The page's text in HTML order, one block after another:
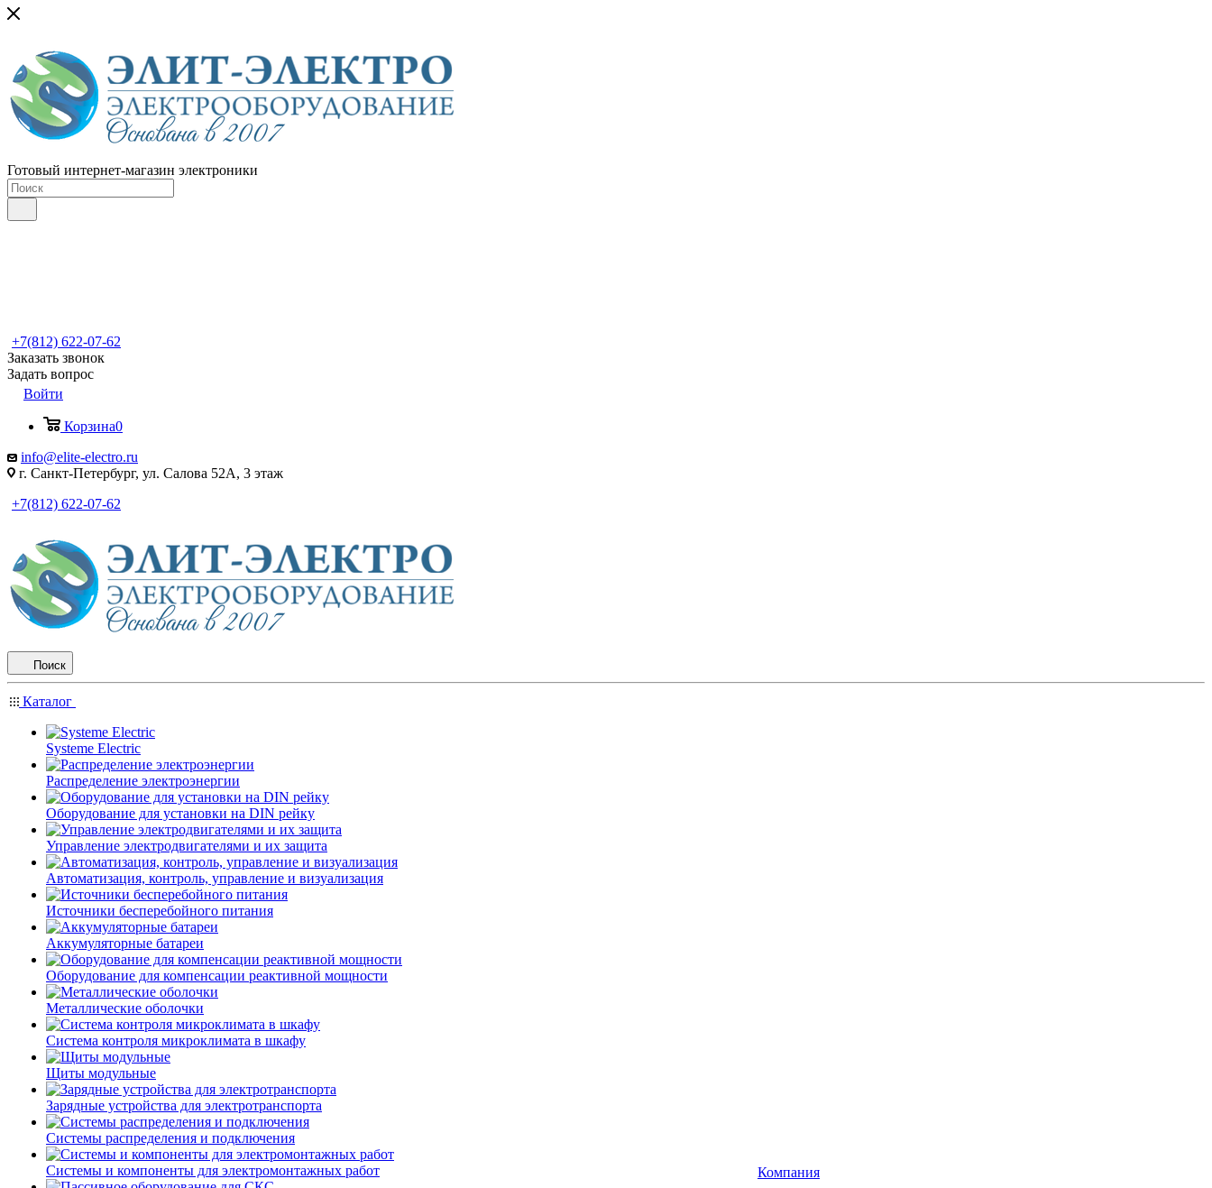
Готовый интернет-магазин электроники
+7(812) 622-07-62
Заказать звонок
Задать вопрос
Войти
Корзина0
info@elite-electro.ru
г. Санкт-Петербург, ул. Салова 52А, 3 этаж
+7(812) 622-07-62
Поиск
Каталог
Systeme Electric
Распределение электроэнергии
Оборудование для установки на DIN рейку
Управление электродвигателями и их защита
Автоматизация, контроль, управление и визуализация
Источники бесперебойного питания
Аккумуляторные батареи
Оборудование для компенсации реактивной мощности
Металлические оболочки
Система контроля микроклимата в шкафу
Щиты модульные
Зарядные устройства для электротранспорта
Системы распределения и подключения
Системы и компоненты для электромонтажных работ
Компания